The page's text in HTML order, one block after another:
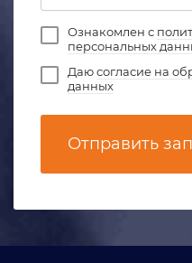
Ознакомлен с
персональных
Даюсогласие на
данных
Отправить